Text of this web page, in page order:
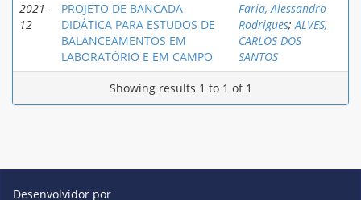
2021-
12
PROJETO DE BANCADA
DIDÁTICA PARA ESTUDOS DE
BALANCEAMENTOS EM
LABORATÓRIO E EM CAMPO
Faria, Alessandro
Rodrigues;ALVES,
CARLOS DOS
SANTOS
Showing results 1 to 1 of 1
Desenvolvidor por